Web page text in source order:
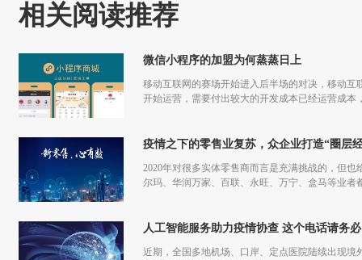
相关阅读推荐
微信小程序的加盟为何蒸蒸日上
移动互联网的赛场开始进入后半场的对决，移动
开始运营，需要付出较大的开发成本已经运营成
疫情之下的零售业复苏，众企业打造“圈层
2020年对很多实体零售商而言是充满挑战的，但
尔玛、华润万家、百联、永旺、万宁、盒马等业
人工智能服务助力疫情协查 这个电话请务
近期，全国多地机场、口岸、定点医院陆续出现